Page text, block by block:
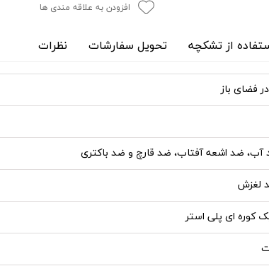
افزودن به علاقه مندی ها
از تشکچه تحویل سفارشات نظرات
فضای باز
آب، ضد اشعه آفتاب، ضد قارچ و ضد باکتری
لغزش
کوره ای پلی استر